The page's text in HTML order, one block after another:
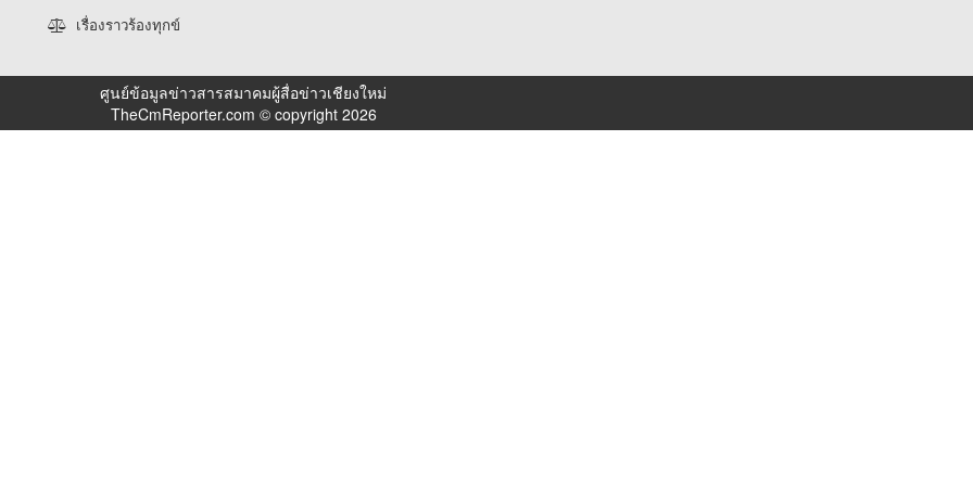
เรื่องราวร้องทุกข์
ศูนย์ข้อมูลข่าวสารสมาคมผู้สื่อข่าวเชียงใหม่
TheCmReporter.com © copyright 2026